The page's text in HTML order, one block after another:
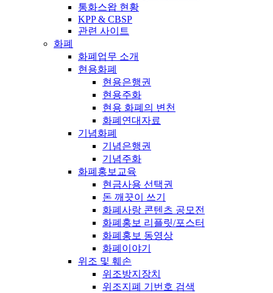
통화스왑 현황
KPP & CBSP
관련 사이트
화폐
화폐업무 소개
현용화폐
현용은행권
현용주화
현용 화폐의 변천
화폐연대자료
기념화폐
기념은행권
기념주화
화폐홍보교육
현금사용 선택권
돈 깨끗이 쓰기
화폐사랑 콘텐츠 공모전
화폐홍보 리플릿/포스터
화폐홍보 동영상
화폐이야기
위조 및 훼손
위조방지장치
위조지폐 기번호 검색